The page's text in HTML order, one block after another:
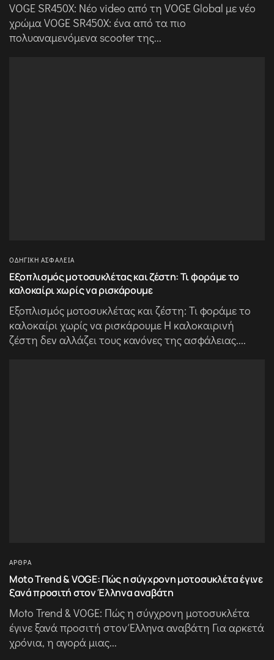
VOGE SR450X: Νέο video από τη VOGE Global με νέο
χρώμα VOGE SR450X: ένα από τα πιο
πολυαναμενόμενα scooter της...
ΟΔΗΓΙΚΉ ΑΣΦΆΛΕΙΑ
Εξοπλισμός μοτοσυκλέτας και ζέστη: Τι φοράμε το
καλοκαίρι χωρίς να ρισκάρουμε
Εξοπλισμός μοτοσυκλέτας και ζέστη: Τι φοράμε το
καλοκαίρι χωρίς να ρισκάρουμε Η καλοκαιρινή
ζέστη δεν αλλάζει τους κανόνες της ασφάλειας....
ΆΡΘΡΑ
Moto Trend & VOGE: Πώς η σύγχρονη μοτοσυκλέτα έγινε
ξανά προσιτή στον Έλληνα αναβάτη
Moto Trend & VOGE: Πώς η σύγχρονη μοτοσυκλέτα
έγινε ξανά προσιτή στον Έλληνα αναβάτη Για αρκετά
χρόνια, η αγορά μιας...